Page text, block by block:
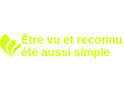
Être vu et
été aussi simple